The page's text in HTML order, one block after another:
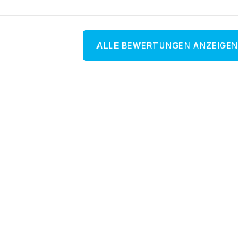
ALLE BEWERTUNGEN ANZEIGEN